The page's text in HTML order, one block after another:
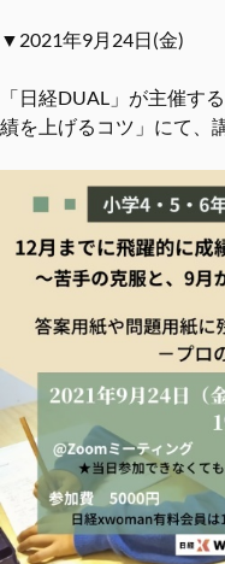
▼2021年9月24日(金)
「日経DUAL」が主催す
績を上げるコツ」にて、